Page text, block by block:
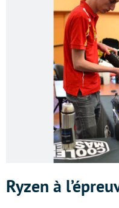
Ryzen à